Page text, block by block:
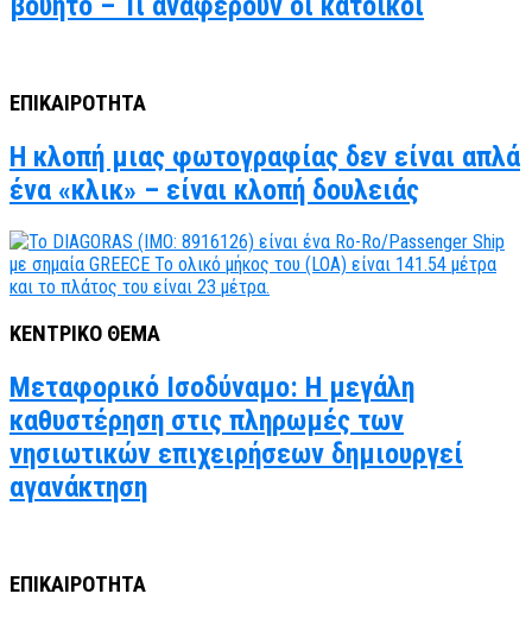
ΕΠΙΚΑΙΡΟΤΗΤΑ
Η κλοπή μιας φωτογραφίας δεν είναι απλά
ένα «κλικ» – είναι κλοπή δουλειάς
ΚΕΝΤΡΙΚΟ ΘΕΜΑ
Μεταφορικό Ισοδύναμο: Η μεγάλη
καθυστέρηση στις πληρωμές των
νησιωτικών επιχειρήσεων δημιουργεί
αγανάκτηση
ΕΠΙΚΑΙΡΟΤΗΤΑ